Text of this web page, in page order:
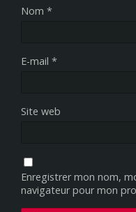
Nom *
E-mail *
Site web
Enregistrer mon nom,
navigateur pour mon